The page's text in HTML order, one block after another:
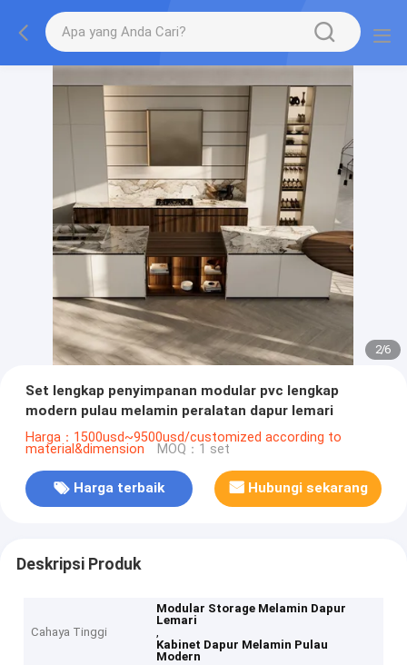
2/6
Set lengkap penyimpanan modular pvc lengkap
modern pulau melamin peralatan dapur lemari
Harga：1500usd~9500usd/customized according to
material&dimension MOQ：1 set
Harga terbaik Hubungi sekarang
Deskripsi Produk
Cahaya Tinggi
Modular Storage Melamin Dapur
Lemari
,
Kabinet Dapur Melamin Pulau
Modern